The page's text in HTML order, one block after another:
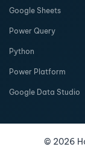
Google Sheets
Power Query
Python
Power Platform
Google Data Studio
© 2026